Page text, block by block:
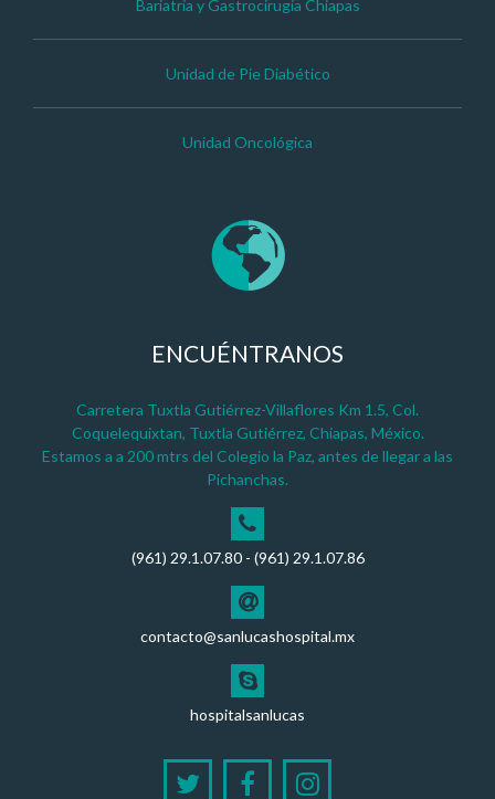
Bariatría y Gastrocirugía Chiapas
Unidad de Pie Diabético
Unidad Oncológica
ENCUÉNTRANOS
Carretera Tuxtla Gutiérrez-Villaflores Km 1.5, Col.
Coquelequixtan, Tuxtla Gutiérrez, Chiapas, México.
Estamos a a 200 mtrs del Colegio la Paz, antes de llegar a las
Pichanchas.
(961) 29.1.07.80 - (961) 29.1.07.86
contacto@sanlucashospital.mx
hospitalsanlucas